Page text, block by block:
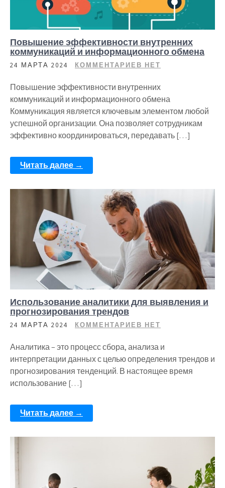
Повышение эффективности внутренних
коммуникаций и информационного обмена
24 МАРТА 2024 КОММЕНТАРИЕВ НЕТ
Повышение эффективности внутренних
коммуникаций и информационного обмена
Коммуникация является ключевым элементом любой
успешной организации. Она позволяет сотрудникам
эффективно координироваться, передавать […]
Читать далее →
Использование аналитики для выявления и
прогнозирования трендов
24 МАРТА 2024 КОММЕНТАРИЕВ НЕТ
Аналитика – это процесс сбора, анализа и
интерпретации данных с целью определения трендов и
прогнозирования тенденций. В настоящее время
использование […]
Читать далее →